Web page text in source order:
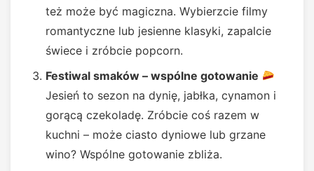
też może być magiczna. Wybierzcie filmy
romantyczne lub jesienne klasyki, zapalcie
świece i zróbcie popcorn.
Festiwal smaków – wspólne gotowanie
Jesień to sezon na dynię, jabłka, cynamon i
gorącą czekoladę. Zróbcie coś razem w
kuchni – może ciasto dyniowe lub grzane
wino? Wspólne gotowanie zbliża.